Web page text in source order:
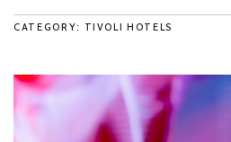
CATEGORY: TIVOLI HOTELS